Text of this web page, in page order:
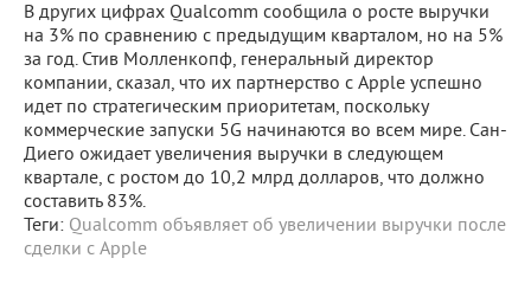
В других цифрах Qualcomm сообщила о росте выручки
на 3% по сравнению с предыдущим кварталом, но на 5%
за год. Стив Молленкопф, генеральный директор
компании, сказал, что их партнерство с Apple успешно
идет по стратегическим приоритетам, поскольку
коммерческие запуски 5G начинаются во всем мире. Сан-
Диего ожидает увеличения выручки в следующем
квартале, с ростом до 10,2 млрд долларов, что должно
составить 83%.
Теги: Qualcomm объявляет об увеличении выручки после
сделки с Apple